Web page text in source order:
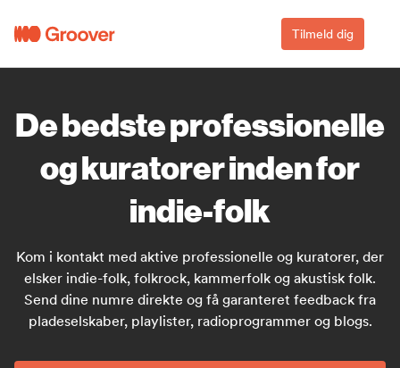
Tilmeld dig
De bedste professionelle
og kuratorer inden for
indie-folk
Kom i kontakt med aktive professionelle og kuratorer, der
elsker indie-folk, folkrock, kammerfolk og akustisk folk.
Send dine numre direkte og få garanteret feedback fra
pladeselskaber, playlister, radioprogrammer og blogs.